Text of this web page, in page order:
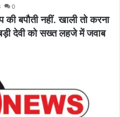
0
की बपौती नहीं. खाली तो करना
देवी को सख्त लहजे में जवाब